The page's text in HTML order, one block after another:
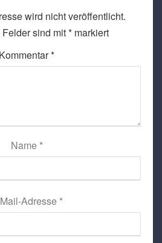
wird nicht veröffentlicht.
sind mit*markiert
Kommentar*
Name *
Adresse *